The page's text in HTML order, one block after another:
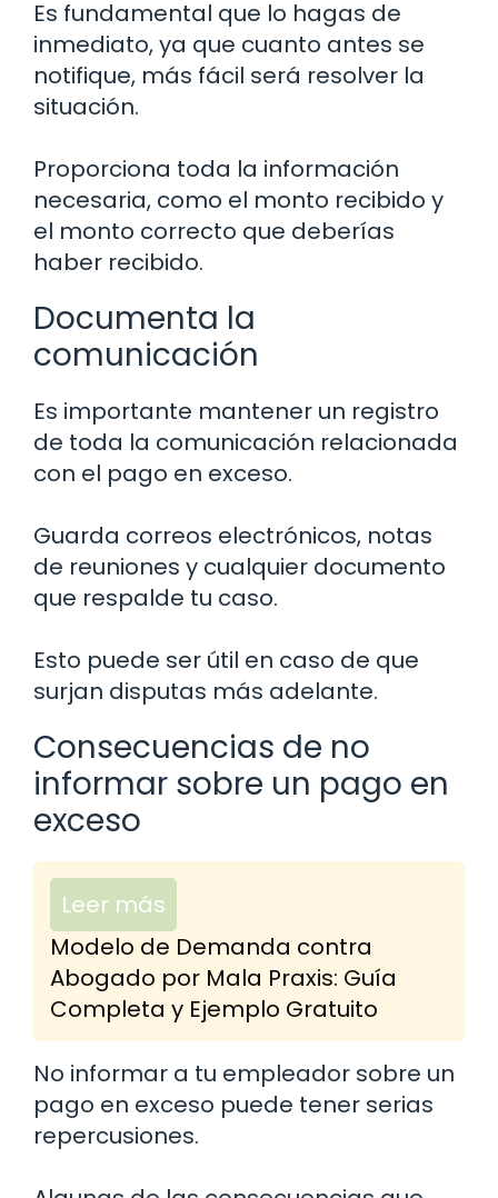
Es fundamental que lo hagas de
inmediato, ya que cuanto antes se
notifique, más fácil será resolver la
situación.
Proporciona toda la información
necesaria, como el monto recibido y
el monto correcto que deberías
haber recibido.
Documenta la
comunicación
Es importante mantener un registro
de toda la comunicación relacionada
con el pago en exceso.
Guarda correos electrónicos, notas
de reuniones y cualquier documento
que respalde tu caso.
Esto puede ser útil en caso de que
surjan disputas más adelante.
Consecuencias de no
informar sobre un pago en
exceso
Leer más
Modelo de Demanda contra
Abogado por Mala Praxis: Guía
Completa y Ejemplo Gratuito
No informar a tu empleador sobre un
pago en exceso puede tener serias
repercusiones.